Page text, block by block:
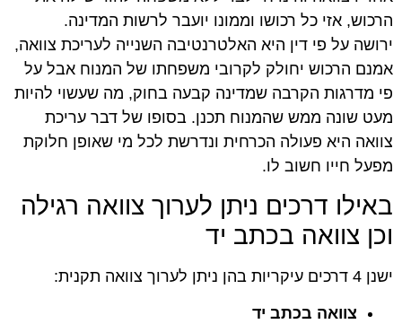
הרכוש, אזי כל רכושו וממונו יועבר לרשות המדינה.
ירושה על פי דין היא האלטרנטיבה השנייה לעריכת צוואה,
אמנם הרכוש יחולק לקרובי משפחתו של המנוח אבל על
פי מדרגות הקרבה שמדינה קבעה בחוק, מה שעשוי להיות
מעט שונה ממש שהמנוח תכנן. בסופו של דבר עריכת
צוואה היא פעולה הכרחית ונדרשת לכל מי שאופן חלוקת
מפעל חייו חשוב לו.
באילו דרכים ניתן לערוך צוואה רגילה
וכן צוואה בכתב יד
ישנן 4 דרכים עיקריות בהן ניתן לערוך צוואה תקנית:
צוואה בכתב יד